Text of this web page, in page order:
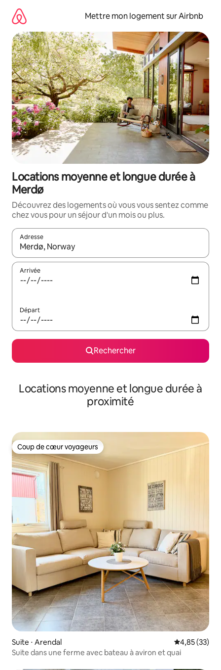
directement
contenu
Mettre mon logement sur Airbnb
Locations moyenne et longue durée à
Merdø
Découvrez des logements où vous vous sentez comme
chez vous pour un séjour d'un mois ou plus.
Adresse
Lorsque les résultats s'affichent, utilisez les flèches vers le
Arrivée
Départ
Rechercher
Locations moyenne et longue durée à
proximité
Coup de cœur voyageurs
Coup de cœur voyageurs
Suite ⋅ Arendal Évaluation
4,85 (33)
Suite dans une ferme avec bateau à aviron et quai